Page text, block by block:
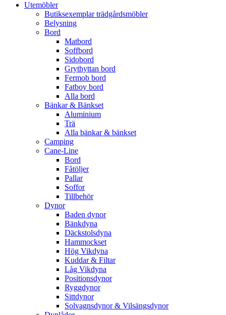
Utemöbler
Butiksexemplar trädgårdsmöbler
Belysning
Bord
Matbord
Soffbord
Sidobord
Grythyttan bord
Fermob bord
Fatboy bord
Alla bord
Bänkar & Bänkset
Aluminium
Trä
Alla bänkar & bänkset
Camping
Cane-Line
Bord
Fåtöljer
Pallar
Soffor
Tillbehör
Dynor
Baden dynor
Bänkdyna
Däckstolsdyna
Hammockset
Hög Vikdyna
Kuddar & Filtar
Låg Vikdyna
Positionsdynor
Ryggdynor
Sittdynor
Solvagnsdynor & Vilsängsdynor